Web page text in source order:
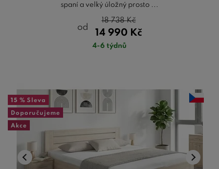
spaní a velký úložný prosto ...
od
14 990 Kč
18 738Kč
4-6 týdnů
15 % Sleva
Doporučujeme
Akce